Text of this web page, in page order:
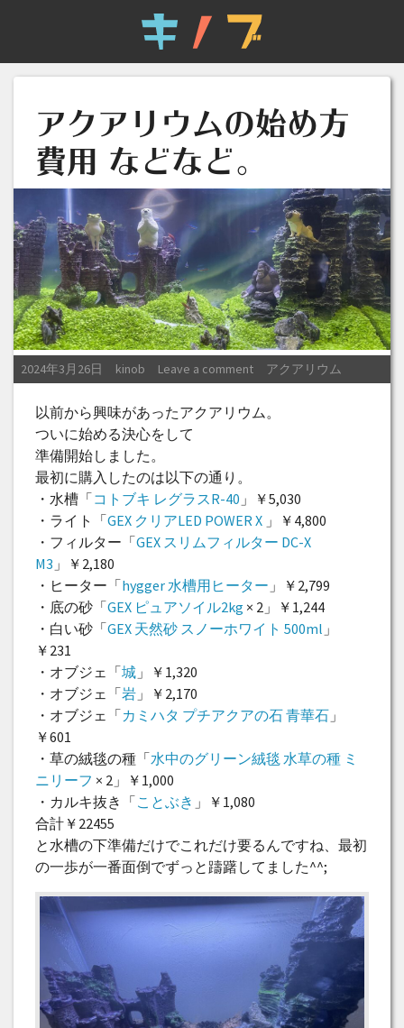
アクアリウムの始め方
費用 などなど。
Posted on
2024年3月26日 Posted by
kinob Leave a comment Posted in
アクアリウム
以前から興味があったアクアリウム。
ついに始める決心をして
準備開始しました。
最初に購入したのは以下の通り。
・水槽「コトブキ レグラスR-40 」￥5,030
・ライト「GEX クリアLED POWER X 」￥4,800
・フィルター「GEX スリムフィルター DC-X
M3 」￥2,180
・ヒーター「hygger 水槽用ヒーター 」￥2,799
・底の砂「GEX ピュアソイル2kg × 2」￥1,244
・白い砂「GEX 天然砂 スノーホワイト 500ml 」
￥231
・オブジェ「城 」￥1,320
・オブジェ「岩 」￥2,170
・オブジェ「カミハタ プチアクアの石 青華石 」
￥601
・草の絨毯の種「水中のグリーン絨毯 水草の種 ミ
ニリーフ × 2」￥1,000
・カルキ抜き「ことぶき 」￥1,080
合計￥22455
と水槽の下準備だけでこれだけ要るんですね、最初
の一歩が一番面倒でずっと躊躇してました^^;